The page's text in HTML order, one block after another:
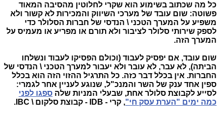
כל מה שכתוב בשימוע הוא שקרי לחלוטין מהסיבה המאוד
פשוטה: שום עובד של מערכי השיווק והמכירות לא קשור ולא
משפיע על המערך הטכני \ הנדסי של חברות הסלולר כדי
לספק שירותי סלולר לציבור ולא תורם או מפריע או מעמיס על
המערך הזה.
שום עובד, אם יפסיק לעבוד (וכולם הפסיקו לעבוד ונשלחו
הביתה), לא עבר, לא עובר ולא יעבור למערך הטכני \ הנדסי של
החברות. אין בכלל דבר כזה. כל התרגיל ההזוי הזה הוא בכלל
ספין אחד ענק של השר והמנכ"ל, שנוגע לעניין אחר לגמרי:
לסייע לקבוצת סלולר אחת, שבעלי המניות שלה ספגו לפני
כמה ימים "הערת עסק חי", קרי - IDB - קבוצת סלקום \ IBC.